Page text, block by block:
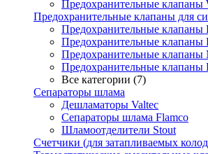
Предохранительные клапаны
Предохранительные клапаны для
Предохранительные клапаны
Предохранительные клапаны
Предохранительные клапаны
Предохранительные клапаны
Все категории (7)
Сепараторы шлама
Дешламаторы Valtec
Сепараторы шлама Flamco
Шламоотделители Stout
Счетчики (для затапливаемых